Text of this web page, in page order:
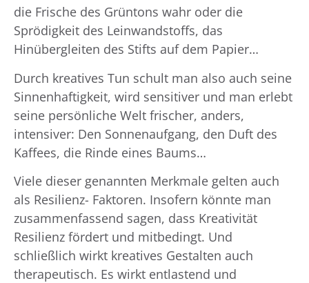
die Frische des Grüntons wahr oder die
Sprödigkeit des Leinwandstoffs, das
Hinübergleiten des Stifts auf dem Papier…
Durch kreatives Tun schult man also auch seine
Sinnenhaftigkeit, wird sensitiver und man erlebt
seine persönliche Welt frischer, anders,
intensiver: Den Sonnenaufgang, den Duft des
Kaffees, die Rinde eines Baums…
Viele dieser genannten Merkmale gelten auch
als Resilienz- Faktoren. Insofern könnte man
zusammenfassend sagen, dass Kreativität
Resilienz fördert und mitbedingt. Und
schließlich wirkt kreatives Gestalten auch
therapeutisch. Es wirkt entlastend und